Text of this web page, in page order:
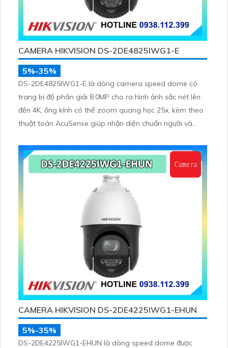
CAMERA HIKVISION DS-2DE4825IWG1-E
5%-35%
DS-2DE4825IWG1-E là dòng camera speed dome có
trang bị độ phân giải 8.0MP cho ra hình ảnh sắc nét lên
đến 4K, ống kính có thể zoom quang học 25x, kèm theo
thuật toán AcuSense giúp nhận diện chuẩn người và
100m
CAMERA HIKVISION DS-2DE4225IWG1-EHUN
5%-35%
DS-2DE4225IWG1-EHUN là dòng speed dome được